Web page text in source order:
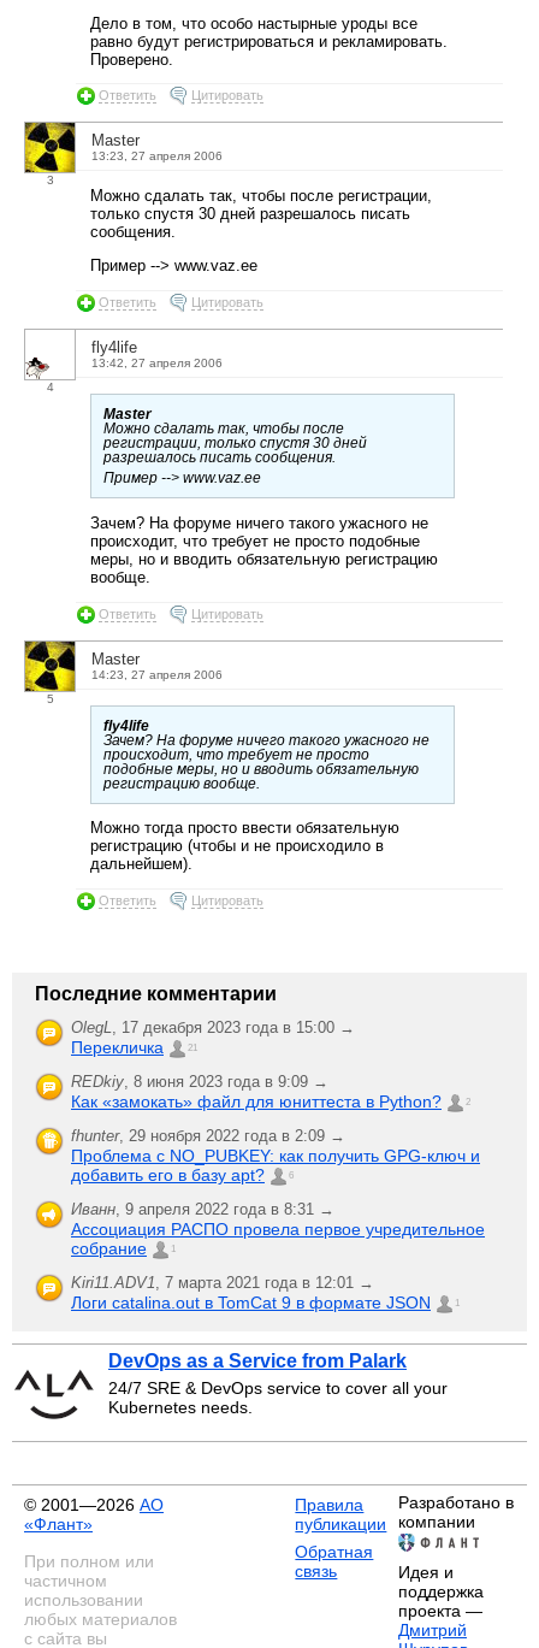
Дело в том, что особо настырные уроды все
равно будут регистрироваться и рекламировать.
Проверено.
Ответить Цитировать
3
Master
13:23, 27 апреля 2006
Можно сдалать так, чтобы после регистрации,
только спустя 30 дней разрешалось писать
сообщения.
Пример --> www.vaz.ee
Ответить Цитировать
4
fly4life
13:42, 27 апреля 2006
Master
Можно сдалать так, чтобы после
регистрации, только спустя 30 дней
разрешалось писать сообщения.
Пример --> www.vaz.ee
Зачем? На форуме ничего такого ужасного не
происходит, что требует не просто подобные
меры, но и вводить обязательную регистрацию
вообще.
Ответить Цитировать
5
Master
14:23, 27 апреля 2006
fly4life
Зачем? На форуме ничего такого ужасного не
происходит, что требует не просто
подобные меры, но и вводить обязательную
регистрацию вообще.
Можно тогда просто ввести обязательную
регистрацию (чтобы и не происходило в
дальнейшем).
Ответить Цитировать
Последние комментарии
OlegL, 17 декабря 2023 года в 15:00 →
Перекличка 21
REDkiy, 8 июня 2023 года в 9:09 →
Как «замокать» файл для юниттеста в Python? 2
fhunter, 29 ноября 2022 года в 2:09 →
Проблема с NO_PUBKEY: как получить GPG-ключ и
добавить его в базу apt?
6
Иванн, 9 апреля 2022 года в 8:31 →
Ассоциация РАСПО провела первое учредительное
собрание
1
Kiri11.ADV1, 7 марта 2021 года в 12:01 →
Логи catalina.out в TomCat 9 в формате JSON 1
DevOps as a Service from Palark
24/7 SRE & DevOps service to cover all your
Kubernetes needs.
© 2001—2026 АО
«Флант»
При полном или
частичном
использовании
любых материалов
с сайта вы
Правила
публикации
Обратная
связь
Разработано в
компании
Идея и
поддержка
проекта —
Дмитрий